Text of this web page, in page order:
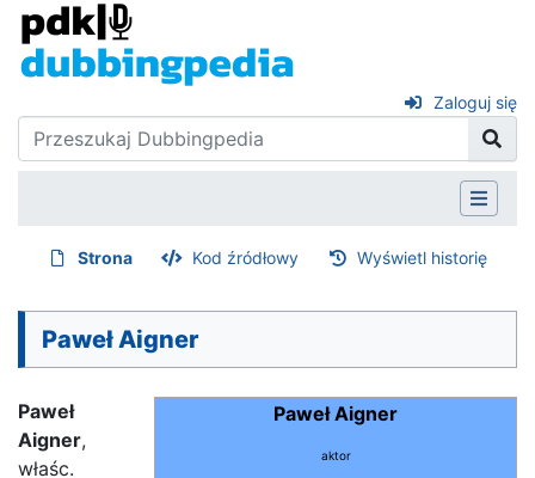
Zaloguj się
Strona Kod źródłowy Wyświetl historię
Paweł Aigner
Paweł Aigner
aktor
Paweł
Aigner,
właśc.